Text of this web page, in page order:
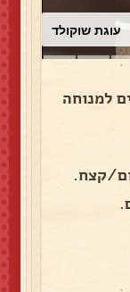
עוגת שוקולד
למנוחה
קצח.